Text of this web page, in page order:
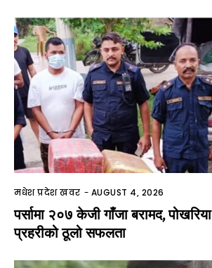
मधेश प्रदेश खवर - AUGUST 4, 2026
पर्सामा २०७ केजी गाँजा बरामद, पोखरिया
प्रहरीको ठूलो सफलता